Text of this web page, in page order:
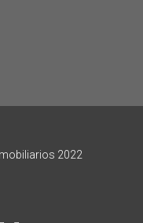
2022